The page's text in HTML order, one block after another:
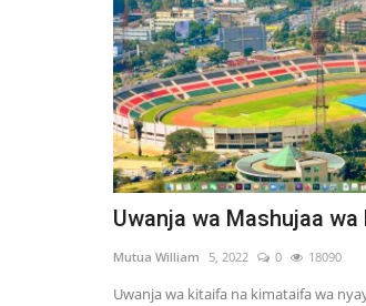
Uwanja wa Mashujaa wa
Mutua William 5, 2022 0 18090
Uwanja wa kitaifa na kimataifa wa